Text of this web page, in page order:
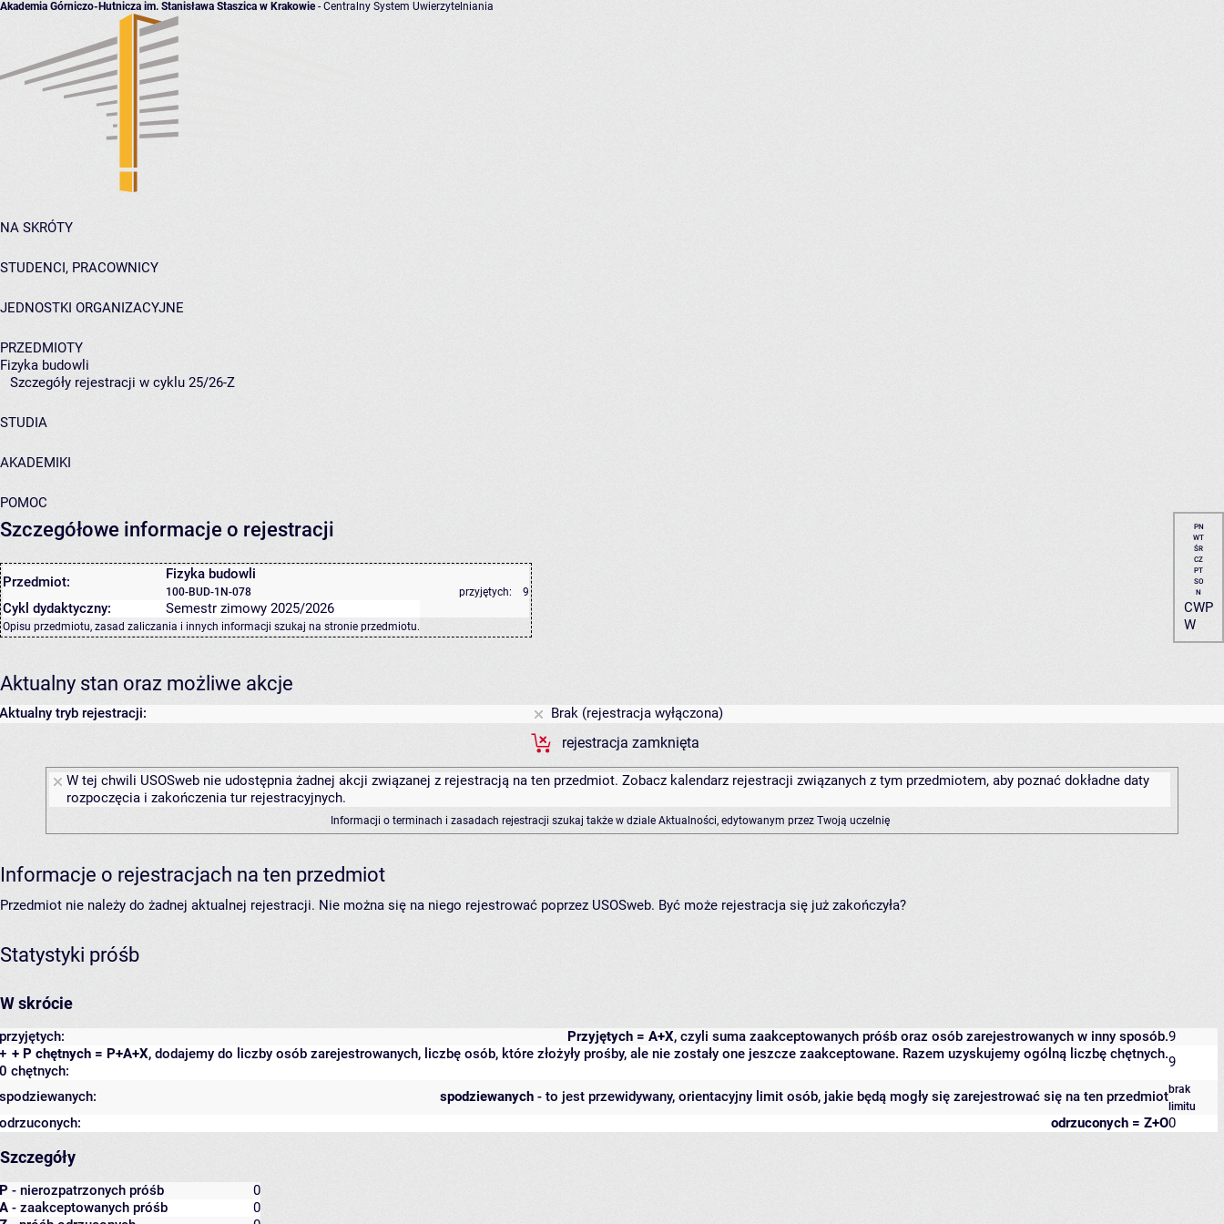
Akademia Górniczo-Hutnicza im. Stanisława Staszica w Krakowie- Centralny System Uwierzytelniania
NA SKRÓTY
STUDENCI, PRACOWNICY
JEDNOSTKI ORGANIZACYJNE
PRZEDMIOTY
Fizyka budowli
Szczegóły rejestracji w cyklu 25/26-Z
STUDIA
AKADEMIKI
POMOC
Szczegółowe informacje o rejestracji
Przedmiot: Fizyka budowli
100-BUD-1N-078 przyjętych: 9
Cykl dydaktyczny: Semestr zimowy 2025/2026
Opisu przedmiotu, zasad zaliczania i innych informacji szukaj na stronie przedmiotu.
PN
WT
ŚR
CZ
PT
SO
N
CWP
W
Aktualny stan oraz możliwe akcje
Aktualny tryb rejestracji:
Brak (rejestracja wyłączona)
rejestracja zamknięta
W tej chwili USOSweb nie udostępnia żadnej akcji związanej z rejestracją na ten przedmiot. Zobacz kalendarz rejestracji związanych z tym przedmiotem, aby poznać dokładne daty
rozpoczęcia i zakończenia tur rejestracyjnych.
Informacji o terminach i zasadach rejestracji szukaj także w dziale Aktualności, edytowanym przez Twoją uczelnię
Informacje o rejestracjach na ten przedmiot
Przedmiot nie należy do żadnej aktualnej rejestracji. Nie można się na niego rejestrować poprzez USOSweb. Być może rejestracja się już zakończyła?
Statystyki próśb
W skrócie
Przyjętych = A+X, czyli suma zaakceptowanych próśb oraz osób zarejestrowanych w inny sposób.
przyjętych:
9
+ P chętnych = P+A+X, dodajemy do liczby osób zarejestrowanych, liczbę osób, które złożyły prośby, ale nie zostały one jeszcze zaakceptowane. Razem uzyskujemy ogólną liczbę chętnych.
+
0 chętnych:
9
spodziewanych - to jest przewidywany, orientacyjny limit osób, jakie będą mogły się zarejestrować się na ten przedmiot
spodziewanych:
brak
limitu
odrzuconych = Z+O
odrzuconych: 0
Szczegóły
P - nierozpatrzonych próśb
0
A - zaakceptowanych próśb
0